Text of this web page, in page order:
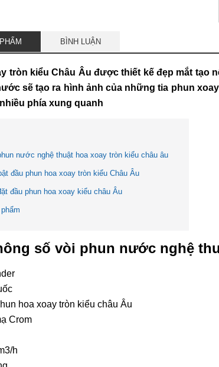
BÌNH LUẬN
tròn kiểu Châu Âu được thiết kế đẹp mắt
sẽ tạo ra hình ảnh của những tia phun
phía xung quanh
nước nghệ thuật hoa xoay tròn kiểu châu âu
đầu phun hoa xoay tròn kiểu Châu Âu
đầu phun hoa xoay kiểu châu Âu
số vòi phun nước nghệ
hoa xoay tròn kiểu châu Âu
Crom
h